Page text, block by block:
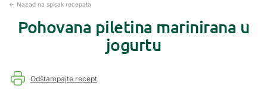
← Nazad na spisak recepata
Pohovana piletina marinirana u
jogurtu
Odštampajte recept